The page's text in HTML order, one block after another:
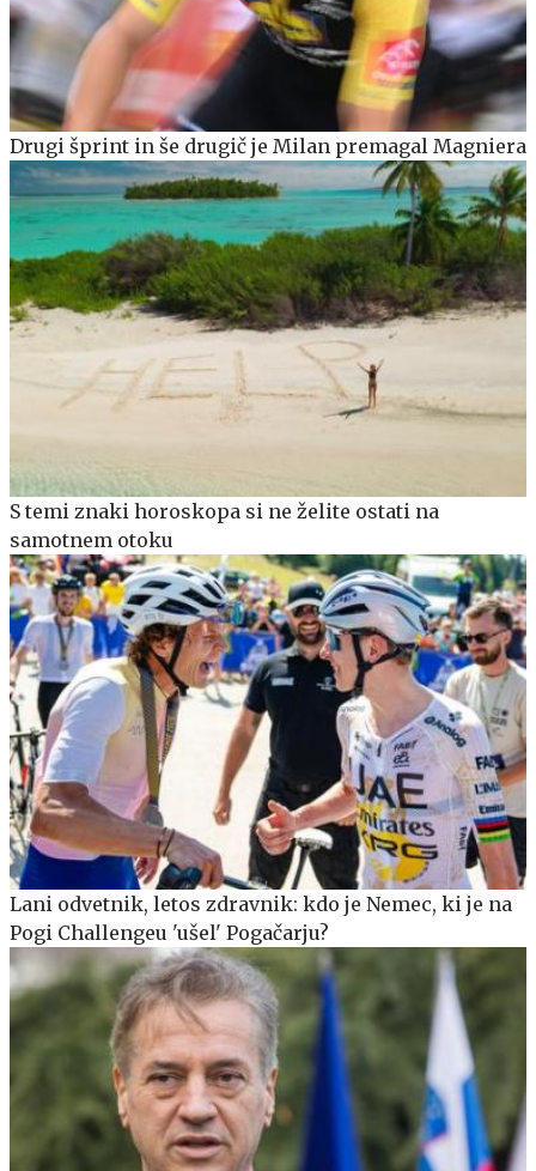
Drugi šprint in še drugič je Milan premagal Magniera
S temi znaki horoskopa si ne želite ostati na
samotnem otoku
Lani odvetnik, letos zdravnik: kdo je Nemec, ki je na
Pogi Challengeu 'ušel' Pogačarju?